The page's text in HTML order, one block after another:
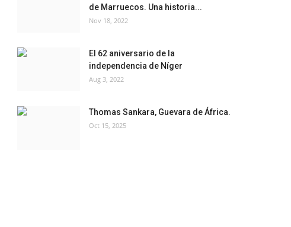
de Marruecos. Una historia...
Nov 18, 2022
El 62 aniversario de la
independencia de Níger
Aug 3, 2022
Thomas Sankara, Guevara de África.
Oct 15, 2025